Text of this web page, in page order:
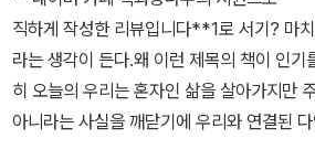
라 지지 않는 싸움에 있다고. 20년 넘게 사
만나며 느낀 것도 결국 같았다. 화려하게 이
너지지 않는 사람이 오래갔다.​좋아하는 일
민하는 대목도 마음에 걸렸다. 내가 잘하는
태도에 관한 이야기도 흥미롭다. AI를 정답
시기보다, 사유를 확장하고 내 판단의 맹점
해야 한다고 책은 서술하고 있다. 기술이 빠
무엇을 얼마나 더 많이 알고 있느냐는 중요
힌 내용들을 말로 이야기했다면 아무리 유
거예요. 걸러 들을 수 없으니 말이죠. 그런
은 원하는 부분을 골라 읽을 수 있고, 불필
의 속도대로 맞출 수 있다는 점이 아닐까 싶
책이 다소 밀려나는 추세였는데 최근 MZ세
직하게 작성한 리뷰입니다**1로 서기? 마
라는 생각이 든다.왜 이런 제목의 책이 인기
히 오늘의 우리는 혼자인 삶을 살아가지만
아니라는 사실을 깨닫기에 우리와 연결된